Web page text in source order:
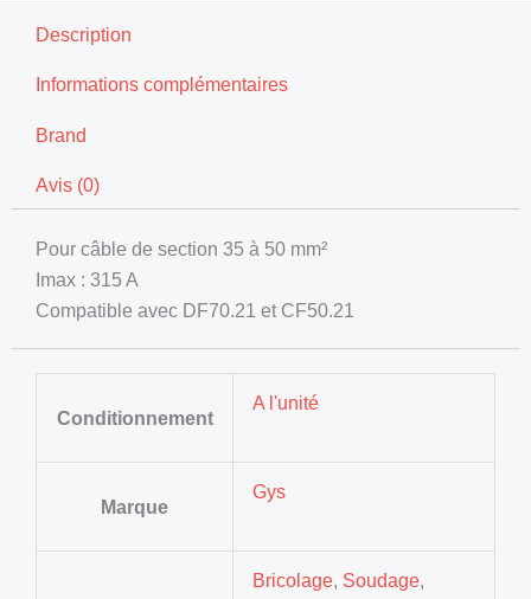
Description
Informations complémentaires
Brand
Avis (0)
Pour câble de section 35 à 50 mm²
Imax : 315 A
Compatible avec DF70.21 et CF50.21
Conditionnement
A l'unité
Marque
Gys
Bricolage, Soudage,